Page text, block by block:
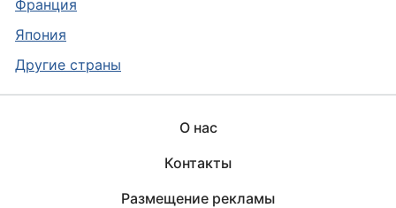
Франция
Япония
Другие страны
О нас
Контакты
Размещение рекламы